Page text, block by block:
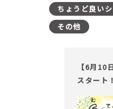
ちょうど良い
その他
【6月10
スタート！